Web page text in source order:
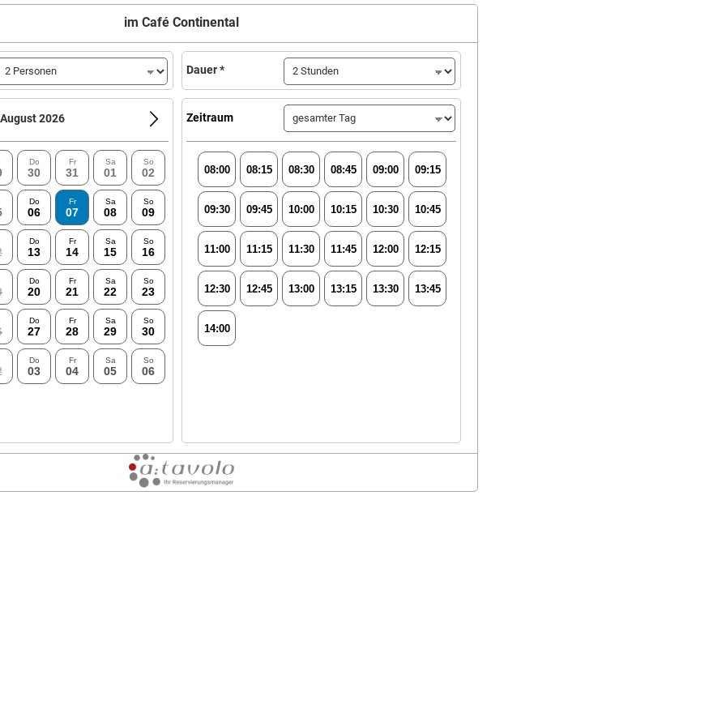
im Café Continental
Dauer *
August 2026
Do
30
Fr
31
Sa
01
So
02
Do
06
Fr
07
Sa
08
So
09
Do
13
Fr
14
Sa
15
So
16
Do
20
Fr
21
Sa
22
So
23
Do
27
Fr
28
Sa
29
So
30
Do
03
Fr
04
Sa
05
So
06
Zeitraum
08:00 08:15 08:30 08:45 09:00 09:15
09:30 09:45 10:00 10:15 10:30 10:45
11:00 11:15 11:30 11:45 12:00 12:15
12:30 12:45 13:00 13:15 13:30 13:45
14:00